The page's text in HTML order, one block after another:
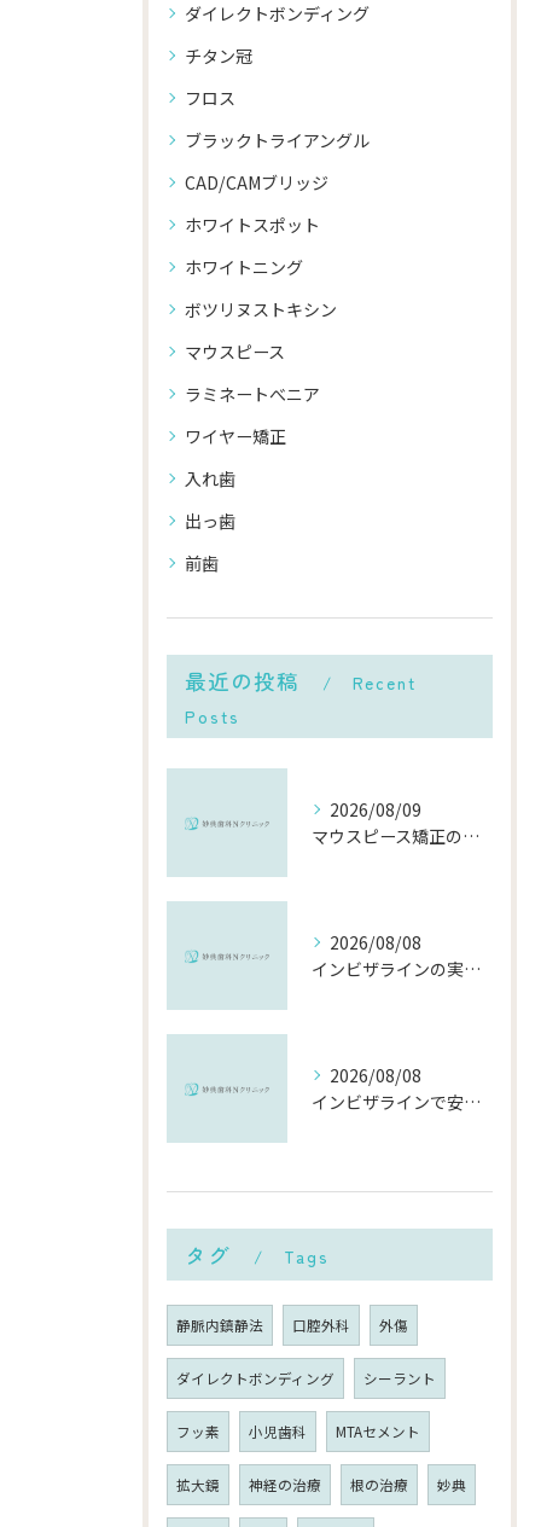
ダイレクトボンディング
チタン冠
フロス
ブラックトライアングル
CAD/CAMブリッジ
ホワイトスポット
ホワイトニング
ボツリヌストキシン
マウスピース
ラミネートべニア
ワイヤー矯正
入れ歯
出っ歯
前歯
最近の投稿
Recent
Posts
2026/08/09
マウスピース矯正の頻度や千葉県市川市での通院・交換ペースと費用を徹底解説
2026/08/08
インビザラインの実績で選ぶ千葉県市川市の安心できる矯正歯科の比較ポイント
2026/08/08
インビザラインで安い千葉県市川市の総額費用と選び方を徹底解説
タグ Tags
静脈内鎮静法 口腔外科 外傷
ダイレクトボンディング シーラント
フッ素 小児歯科 MTAセメント
拡大鏡 神経の治療 根の治療 妙典